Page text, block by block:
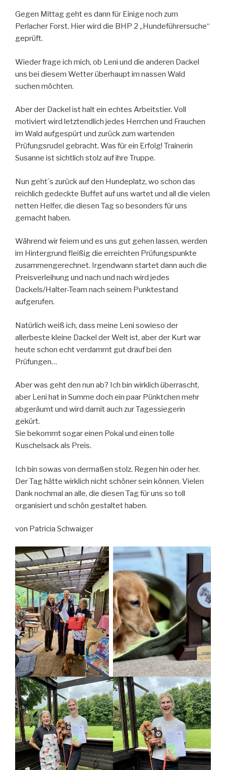
Gegen Mittag geht es dann für Einige noch zum
Perlacher Forst. Hier wird die BHP 2 „Hundeführersuche“
geprüft.
Wieder frage ich mich, ob Leni und die anderen Dackel
uns bei diesem Wetter überhaupt im nassen Wald
suchen möchten.
Aber der Dackel ist halt ein echtes Arbeitstier. Voll
motiviert wird letztendlich jedes Herrchen und Frauchen
im Wald aufgespürt und zurück zum wartenden
Prüfungsrudel gebracht. Was für ein Erfolg! Trainerin
Susanne ist sichtlich stolz auf ihre Truppe.
Nun geht´s zurück auf den Hundeplatz, wo schon das
reichlich gedeckte Buffet auf uns wartet und all die vielen
netten Helfer, die diesen Tag so besonders für uns
gemacht haben.
Während wir feiern und es uns gut gehen lassen, werden
im Hintergrund fleißig die erreichten Prüfungspunkte
zusammengerechnet. Irgendwann startet dann auch die
Preisverleihung und nach und nach wird jedes
Dackels/Halter-Team nach seinem Punktestand
aufgerufen.
Natürlich weiß ich, dass meine Leni sowieso der
allerbeste kleine Dackel der Welt ist, aber der Kurt war
heute schon echt verdammt gut drauf bei den
Prüfungen…
Aber was geht den nun ab? Ich bin wirklich überrascht,
aber Leni hat in Summe doch ein paar Pünktchen mehr
abgeräumt und wird damit auch zur Tagessiegerin
gekürt.
Sie bekommt sogar einen Pokal und einen tolle
Kuschelsack als Preis.
Ich bin sowas von dermaßen stolz. Regen hin oder her.
Der Tag hätte wirklich nicht schöner sein können. Vielen
Dank nochmal an alle, die diesen Tag für uns so toll
organisiert und schön gestaltet haben.
von Patricia Schwaiger